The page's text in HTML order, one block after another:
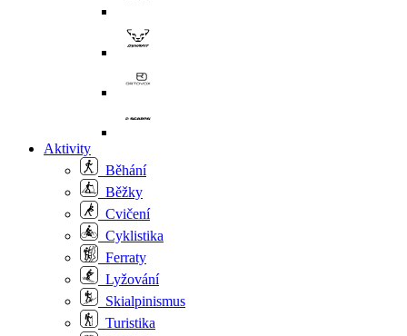
Aktivity
Běhání
Běžky
Cvičení
Cyklistika
Ferraty
Lyžování
Skialpinismus
Turistika